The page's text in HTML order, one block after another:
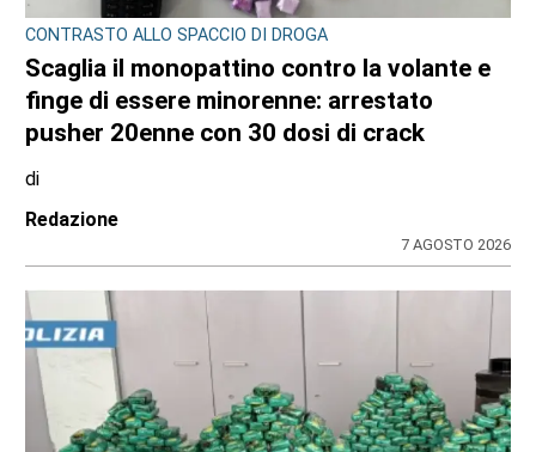
CONTRASTO ALLO SPACCIO DI DROGA
Scaglia il monopattino contro la volante e
finge di essere minorenne: arrestato
pusher 20enne con 30 dosi di crack
di
Redazione
7 AGOSTO 2026